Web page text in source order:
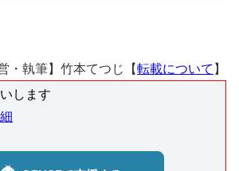
・執筆】竹本てつじ【転載について 】
します